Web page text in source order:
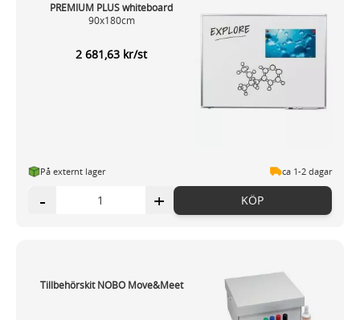
PREMIUM PLUS whiteboard
90x180cm
2 681,63 kr/st
På externt lager ca 1-2 dagar
- + KÖP
Tillbehörskit NOBO Move&Meet